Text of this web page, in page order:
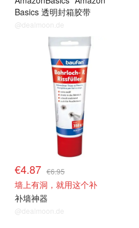
Basics 透明封箱胶带
48mm×66m 6卷
@dealmoon.de
€4.87 €6.95
墙上有洞，就用这个补
补墙神器
@dealmoon.de